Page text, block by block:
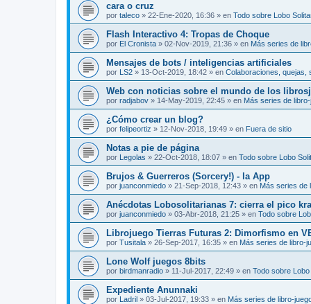
cara o cruz
por taleco » 22-Ene-2020, 16:36 » en Todo sobre Lobo
Flash Interactivo 4: Tropas de Choque
por El Cronista » 02-Nov-2019, 21:36 » en Más series de
Mensajes de bots / inteligencias artificiales
por LS2 » 13-Oct-2019, 18:42 » en Colaboraciones, quejas,
Web con noticias sobre el mundo de los
por radjabov » 14-May-2019, 22:45 » en Más series de
¿Cómo crear un blog?
por felipeortiz » 12-Nov-2018, 19:49 » en Fuera de sitio
Notas a pie de página
por Legolas » 22-Oct-2018, 18:07 » en Todo sobre Lobo
Brujos & Guerreros (Sorcery!) - la App
por juanconmiedo » 21-Sep-2018, 12:43 » en Más series de
Anécdotas Lobosolitarianas 7: cierra el pico
por juanconmiedo » 03-Abr-2018, 21:25 » en Todo sobre
Librojuego Tierras Futuras 2: Dimorfismo en
por Tusitala » 26-Sep-2017, 16:35 » en Más series de libro-
Lone Wolf juegos 8bits
por birdmanradio » 11-Jul-2017, 22:49 » en Todo sobre Lobo
Expediente Anunnaki
por Ladril » 03-Jul-2017, 19:33 » en Más series de libro-